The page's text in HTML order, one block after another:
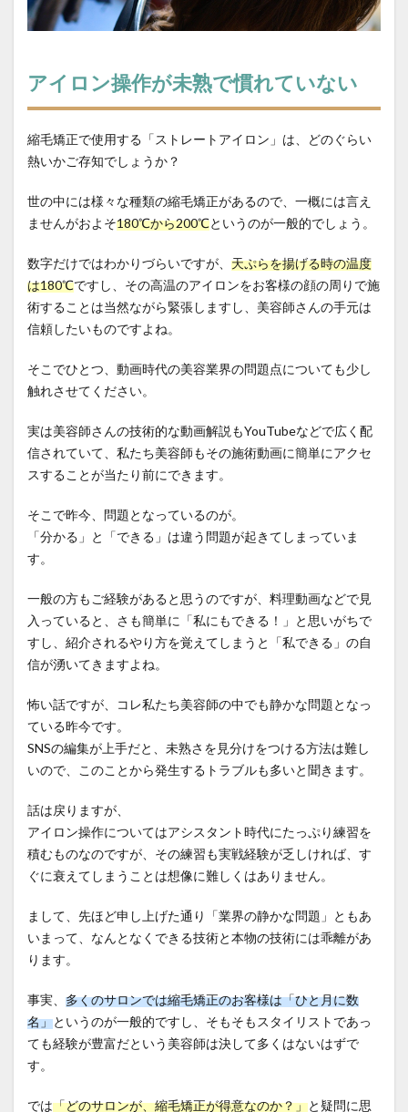
アイロン操作が未熟で慣れていない
縮毛矯正で使用する「ストレートアイロン」は、どのぐらい
熱いかご存知でしょうか？
世の中には様々な種類の縮毛矯正があるので、一概には言え
ませんがおよそ180℃から200℃というのが一般的でしょう。
数字だけではわかりづらいですが、 天ぷらを揚げる時の温度
は180℃ですし、その高温のアイロンをお客様の顔の周りで施
術することは当然ながら緊張しますし、美容師さんの手元は
信頼したいものですよね。
そこでひとつ、動画時代の美容業界の問題点についても少し
触れさせてください。
実は美容師さんの技術的な動画解説もYouTubeなどで広く配
信されていて、私たち美容師もその施術動画に簡単にアクセ
スすることが当たり前にできます。
そこで昨今、問題となっているのが。
「分かる」と「できる」は違う問題が起きてしまっていま
す。
一般の方もご経験があると思うのですが、料理動画などで見
入っていると、さも簡単に「私にもできる！」と思いがちで
すし、紹介されるやり方を覚えてしまうと「私できる」の自
信が湧いてきますよね。
怖い話ですが、コレ私たち美容師の中でも静かな問題となっ
ている昨今です。
SNSの編集が上手だと、未熟さを見分けをつける方法は難し
いので、このことから発生するトラブルも多いと聞きます。
話は戻りますが、
アイロン操作についてはアシスタント時代にたっぷり練習を
積むものなのですが、その練習も実戦経験が乏しければ、す
ぐに衰えてしまうことは想像に難しくはありません。
まして、先ほど申し上げた通り「業界の静かな問題」ともあ
いまって、なんとなくできる技術と本物の技術には乖離があ
ります。
事実、 多くのサロンでは縮毛矯正のお客様は「ひと月に数
名」というのが一般的ですし、そもそもスタイリストであっ
ても経験が豊富だという美容師は決して多くはないはずで
す。
では「どのサロンが、縮毛矯正が得意なのか？」と疑問に思